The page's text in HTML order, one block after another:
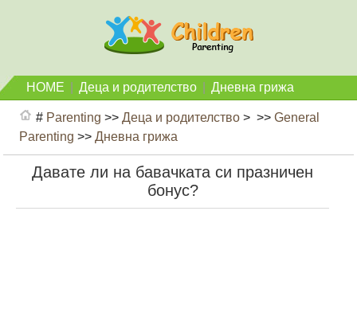
HOME Деца и родителство Дневна грижа
# Parenting >>Деца и родителство > >>General
Parenting >>Дневна грижа
Давате ли на бавачката си празничен
бонус?